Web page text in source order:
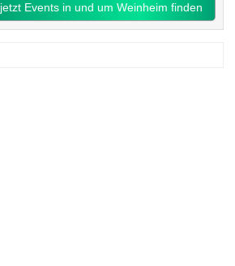
jetzt Events in und um Weinheim finden